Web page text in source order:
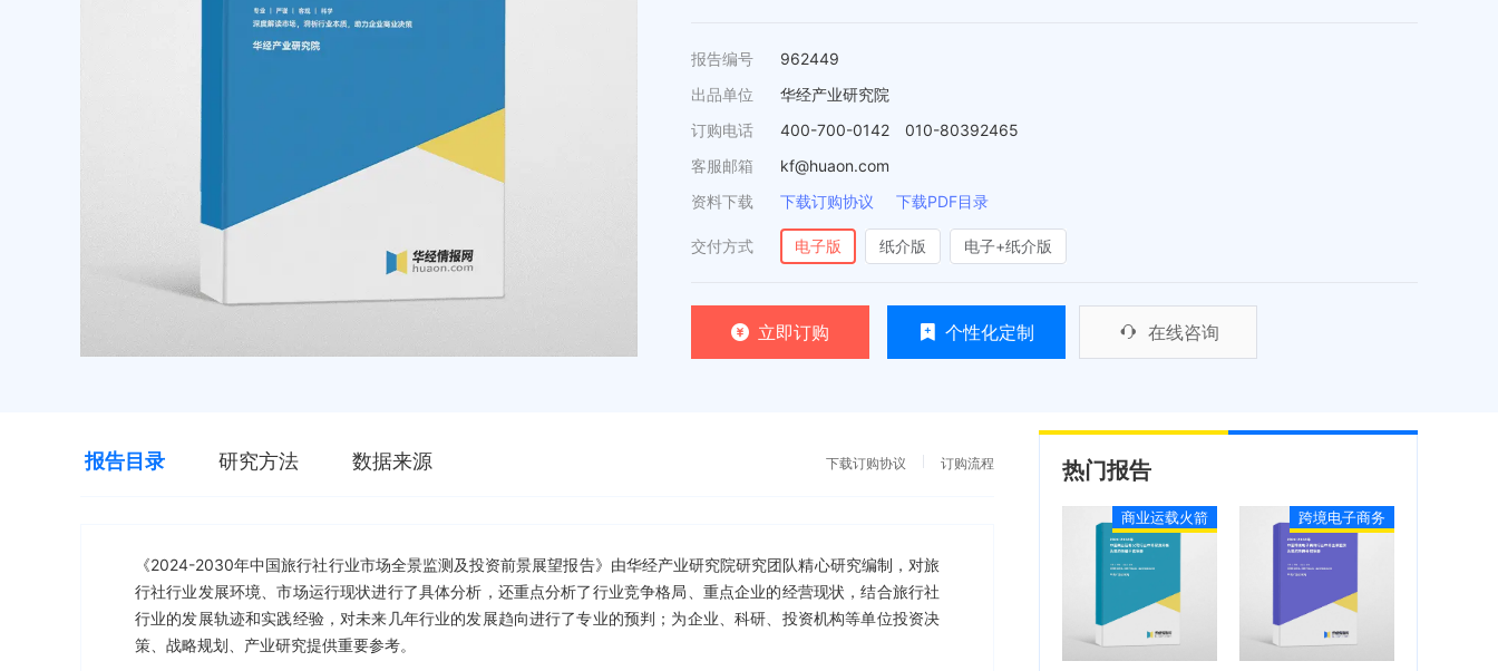
报告编号
962449
出品单位
华经产业研究院
订购电话
400-700-0142 010-80392465
客服邮箱
kf@huaon.com
资料下载
下载订购协议 下载PDF目录
交付方式 电子版 纸介版 电子+纸介版
立即订购 个性化定制 在线咨询
报告目录 研究方法 数据来源 下载订购协议 订购流程
《2024-2030年中国旅行社行业市场全景监测及投资前景展望报告》由华经产业研究院研究团队精心研究编制，对旅
行社行业发展环境、市场运行现状进行了具体分析，还重点分析了行业竞争格局、重点企业的经营现状，结合旅行社
行业的发展轨迹和实践经验，对未来几年行业的发展趋向进行了专业的预判；为企业、科研、投资机构等单位投资决
策、战略规划、产业研究提供重要参考。
热门报告
商业运载火箭 跨境电子商务